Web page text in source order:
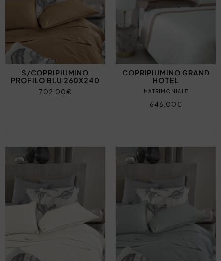
S/COPRIPIUMINO
PROFILO BLU 260X240
702,00€
COPRIPIUMINO GRAND
HOTEL
MATRIMONIALE
646,00€